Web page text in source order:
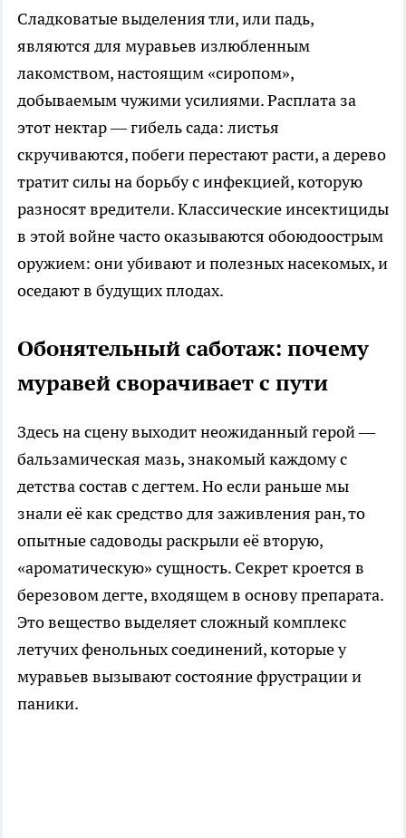
Сладковатые выделения тли, или падь,
являются для муравьев излюбленным
лакомством, настоящим «сиропом»,
добываемым чужими усилиями. Расплата за
этот нектар — гибель сада: листья
скручиваются, побеги перестают расти, а дерево
тратит силы на борьбу с инфекцией, которую
разносят вредители. Классические инсектициды
в этой войне часто оказываются обоюдоострым
оружием: они убивают и полезных насекомых, и
оседают в будущих плодах.
Обонятельный саботаж: почему
муравей сворачивает с пути
Здесь на сцену выходит неожиданный герой —
бальзамическая мазь, знакомый каждому с
детства состав с дегтем. Но если раньше мы
знали её как средство для заживления ран, то
опытные садоводы раскрыли её вторую,
«ароматическую» сущность. Секрет кроется в
березовом дегте, входящем в основу препарата.
Это вещество выделяет сложный комплекс
летучих фенольных соединений, которые у
муравьев вызывают состояние фрустрации и
паники.